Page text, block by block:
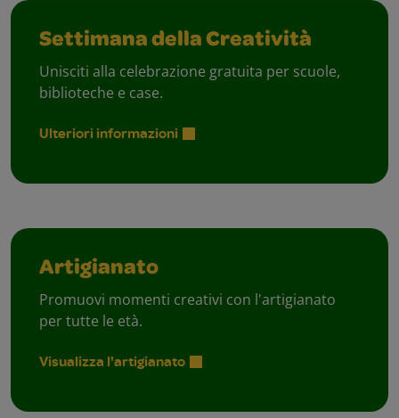
Settimana della Creatività
Unisciti alla celebrazione gratuita per scuole,
biblioteche e case.
Ulteriori informazioni
Artigianato
Promuovi momenti creativi con l'artigianato
per tutte le età.
Visualizza l'artigianato